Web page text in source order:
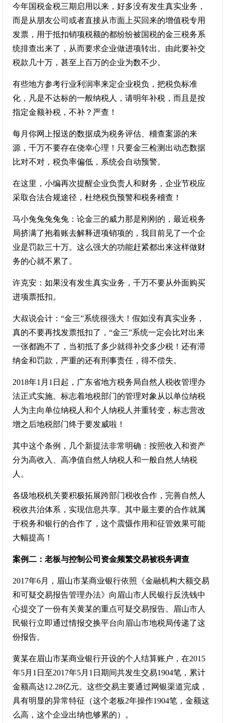
今年国税金税三期启用以来，好多没有发生真实业务，
而是从朋友公司或者直接从市面上买回来的增值税专用
发票，用于抵扣销项税额的都纷纷被国税的金三税务系
统排查出来了，从而要求企业做进项转出。由此要补交
税款几十万，甚至上百万的企业为数不少。
有些地方参考行业利润率来定企业税负，把税负标准
化，凡是不达标的一般纳税人，请明年补税，而且是按
指定金额补税，不补？严查！
每月你网上报送的数据成为税务评估、稽查案源的来
源，千万不要存在侥幸心理！只要金三检测出动态数据
比对不对，税负率偏低，系统会自动预警。
在这里，小编再次提醒企业负责人和财务，企业节税应
采取合法合规途径，杜绝税负预警和税务稽查！
马小兔兔兔兔兔：论金三的威力那是刚刚的，最近税务
局挤满了抱着账去解释进项销项的，我目前见了一个企
业是罚款三十万。这么强大的功能赶紧都出来这样做财
务的心就不累了。
许克安：如果没有发生真实业务，千万不要从外面购买
进项票抵扣。
大叔说会计：“金三”系统很强大！假如没有真实业务，
真的不要再找发票抵扣了，“金三”系统一定会比对出来
一张都跑不了，当初抵了多少就得补交多少税！还有滞
纳金和罚款，严重的还有刑事责任，得不偿失。
2018年1月1日起，广东省地方税务局自然人税收管理办
法正式实施。标志着地税部门的管理对象从以单位纳税
人为主向单位纳税人和个人纳税人并重转变，标志营改
增之后地税部门终于要发威啦！
其中这个条例，几个新提法非常明确：按照收入和资产
分为高收入、高净值自然人纳税人和一般自然人纳税
人。
各级地税机关要积极拓展跨部门税收合作，完善自然人
税收共治体系，实现信息共享。其中最主要的合作就属
于税务和银行的合作了，这个震慑作用和征管效果可能
大幅提高！
案例二：老板与控制公司资金频繁交易被税务调查
2017年6月，眉山市某商业银行依照《金融机构大额交易
和可疑交易报告管理办法》向眉山市人民银行反洗钱中
心提交了一份有关黄某的重点可疑交易报告。眉山市人
民银行立即通过情报交换平台向眉山市地税局传递了这
份报告。
黄某在眉山市某商业银行开设的个人结算账户，在2015
年5月1日至2017年5月1日期间共发生交易1904笔，累计
金额高达12.28亿元。这些交易主要通过网银渠道完成，
具有明显的异常特征（这个老板2年操作1904笔，金额这
么高，这个企业出纳也够累的）。